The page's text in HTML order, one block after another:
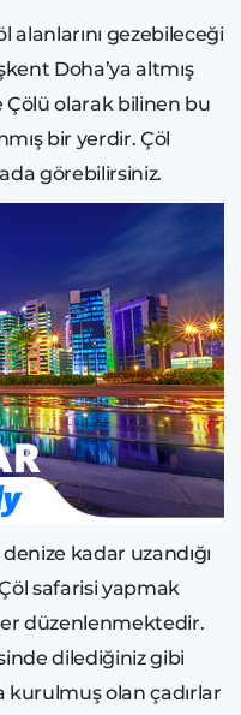
alanlarını gezebileceği
Doha’ya altmış
Çölü olarak bilinen bu
bir yerdir. Çöl
görebilirsiniz.
kadar uzandığı
safarisi yapmak
düzenlenmektedir.
dilediğiniz gibi
kurulmuş olan çadırlar